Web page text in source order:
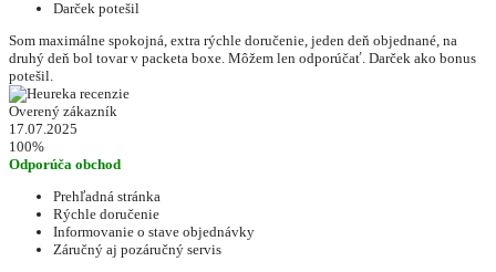
Darček potešil
Som maximálne spokojná, extra rýchle doručenie, jeden deň objednané, na
druhý deň bol tovar v packeta boxe. Môžem len odporúčať. Darček ako bonus
potešil.
Overený zákazník
17.07.2025
100%
Odporúča obchod
Prehľadná stránka
Rýchle doručenie
Informovanie o stave objednávky
Záručný aj pozáručný servis